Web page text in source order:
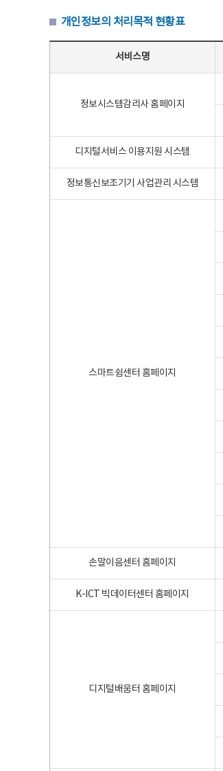
개인정보의 처리목적 현황표
서비스명
정보시스템감리사 홈페이지
디지털서비스 이용지원 시스템
정보통신보조기기 사업관리 시스템
스마트쉼센터 홈페이지
손말이음센터 홈페이지
K-ICT 빅데이터센터 홈페이지
디지털배움터 홈페이지